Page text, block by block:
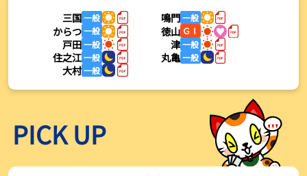
【ボートレース】４枠で優出の塚越海斗が強気節「攻めていくレー
スをします」／常滑 - 日刊スポーツ
2026年08月03日
【ボートレース】広瀬凜が接戦制して２着で優出「出足、回り足は
かなりいい状態」／常滑 - 日刊スポーツ
【とこなめボート】塚越海斗が優勝戦で脅威の伸びを披露する「合
2026年08月03日
三国一般 鳴門一般
からつ一般 徳山 ＧⅠ
戸田一般 津一般
住之江一般 丸亀一般
大村一般
PICK UP